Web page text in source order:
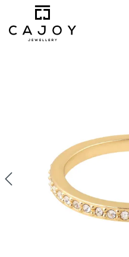
principale